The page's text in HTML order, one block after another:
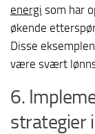
energi som har
økende
Disse
være svært
6.
strategier